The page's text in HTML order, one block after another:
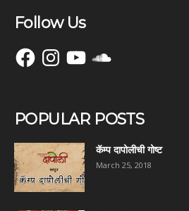
Follow Us
FacebookInstagramYouTubeSoundCloud
POPULAR POSTS
कॅम्प दापोलीची गोष्ट
March 25, 2018